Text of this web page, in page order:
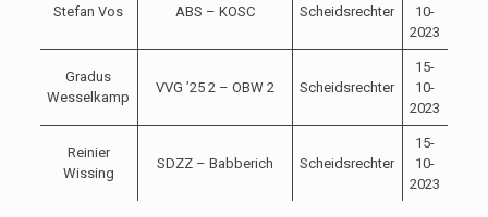
Stefan Vos ABS – KOSC Scheidsrechter
10-
2023
Gradus
Wesselkamp
VVG ’25 2 – OBW 2 Scheidsrechter
15-
10-
2023
Reinier
Wissing
SDZZ – Babberich Scheidsrechter
15-
10-
2023